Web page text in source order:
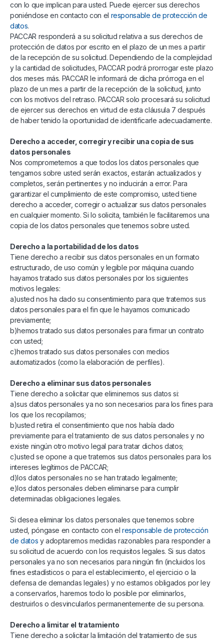
con lo que implican para usted. Puede ejercer sus derechos
poniéndose en contacto con el responsable de protección de
datos.
PACCAR responderá a su solicitud relativa a sus derechos de
protección de datos por escrito en el plazo de un mes a partir
de la recepción de su solicitud. Dependiendo de la complejidad
y la cantidad de solicitudes, PACCAR podrá prorrogar este plazo
dos meses más. PACCAR le informará de dicha prórroga en el
plazo de un mes a partir de la recepción de la solicitud, junto
con los motivos del retraso. PACCAR solo procesará su solicitud
de ejercer sus derechos en virtud de esta cláusula 7 después
de haber tenido la oportunidad de identificarle adecuadamente.
Derecho a acceder, corregir y recibir una copia de sus
datos personales
Nos comprometemos a que todos los datos personales que
tengamos sobre usted serán exactos, estarán actualizados y
completos, serán pertinentes y no inducirán a error. Para
garantizar el cumplimiento de este compromiso, usted tiene
derecho a acceder, corregir o actualizar sus datos personales
en cualquier momento. Si lo solicita, también le facilitaremos una
copia de los datos personales que tenemos sobre usted.
Derecho a la portabilidad de los datos
Tiene derecho a recibir sus datos personales en un formato
estructurado, de uso común y legible por máquina cuando
hayamos tratado sus datos personales por los siguientes
motivos legales:
a)usted nos ha dado su consentimiento para que tratemos sus
datos personales para el fin que le hayamos comunicado
previamente;
b)hemos tratado sus datos personales para firmar un contrato
con usted;
c)hemos tratado sus datos personales con medios
automatizados (como la elaboración de perfiles).
Derecho a eliminar sus datos personales
Tiene derecho a solicitar que eliminemos sus datos si:
a)sus datos personales ya no son necesarios para los fines para
los que los recopilamos;
b)usted retira el consentimiento que nos había dado
previamente para el tratamiento de sus datos personales y no
existe ningún otro motivo legal para tratar dichos datos;
c)usted se opone a que tratemos sus datos personales para los
intereses legítimos de PACCAR;
d)los datos personales no se han tratado legalmente;
e)los datos personales deben eliminarse para cumplir
determinadas obligaciones legales.
Si desea eliminar los datos personales que tenemos sobre
usted, póngase en contacto con elresponsable de protección
de datos y adoptaremos medidas razonables para responder a
su solicitud de acuerdo con los requisitos legales. Si sus datos
personales ya no son necesarios para ningún fin (incluidos los
fines estadísticos o para el establecimiento, el ejercicio o la
defensa de demandas legales) y no estamos obligados por ley
a conservarlos, haremos todo lo posible por eliminarlos,
destruirlos o desvincularlos permanentemente de su persona.
Derecho a limitar el tratamiento
Tiene derecho a solicitar la limitación del tratamiento de sus